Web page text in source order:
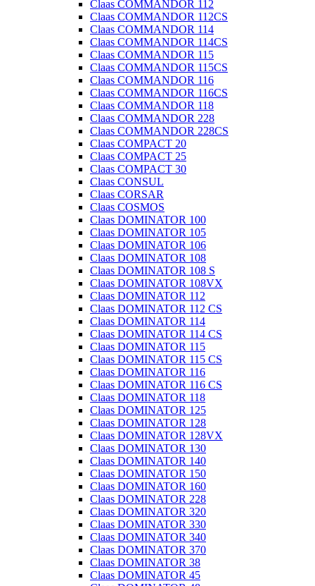
Claas COMMANDOR 112
Claas COMMANDOR 112CS
Claas COMMANDOR 114
Claas COMMANDOR 114CS
Claas COMMANDOR 115
Claas COMMANDOR 115CS
Claas COMMANDOR 116
Claas COMMANDOR 116CS
Claas COMMANDOR 118
Claas COMMANDOR 228
Claas COMMANDOR 228CS
Claas COMPACT 20
Claas COMPACT 25
Claas COMPACT 30
Claas CONSUL
Claas CORSAR
Claas COSMOS
Claas DOMINATOR 100
Claas DOMINATOR 105
Claas DOMINATOR 106
Claas DOMINATOR 108
Claas DOMINATOR 108 S
Claas DOMINATOR 108VX
Claas DOMINATOR 112
Claas DOMINATOR 112 CS
Claas DOMINATOR 114
Claas DOMINATOR 114 CS
Claas DOMINATOR 115
Claas DOMINATOR 115 CS
Claas DOMINATOR 116
Claas DOMINATOR 116 CS
Claas DOMINATOR 118
Claas DOMINATOR 125
Claas DOMINATOR 128
Claas DOMINATOR 128VX
Claas DOMINATOR 130
Claas DOMINATOR 140
Claas DOMINATOR 150
Claas DOMINATOR 160
Claas DOMINATOR 228
Claas DOMINATOR 320
Claas DOMINATOR 330
Claas DOMINATOR 340
Claas DOMINATOR 370
Claas DOMINATOR 38
Claas DOMINATOR 45